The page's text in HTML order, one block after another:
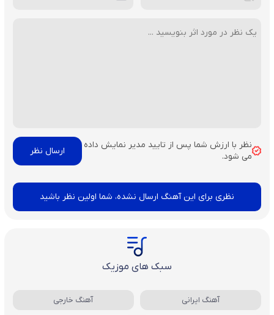
نظر با ارزش شما پس از تایید مدیر نمایش داده
می شود.
نظری برای این آهنگ ارسال نشده، شما اولین نظر باشید
سبک های موزیک
آهنگ ایرانی آهنگ خارجی